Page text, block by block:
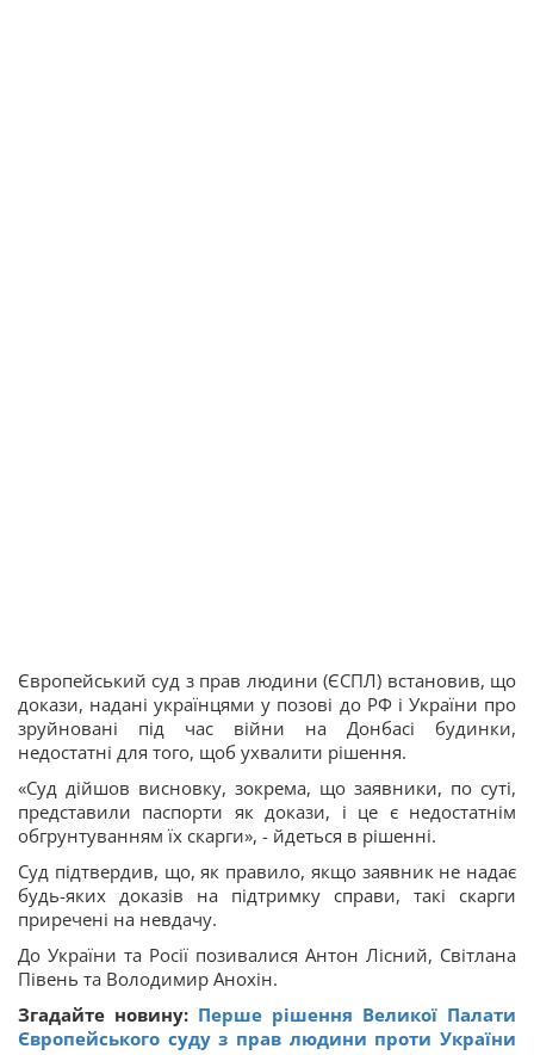
Європейський суд з прав людини (ЄСПЛ) встановив, що
докази, надані українцями у позові до РФ і України про
зруйновані під час війни на Донбасі будинки,
недостатні для того, щоб ухвалити рішення.
«Суд дійшов висновку, зокрема, що заявники, по суті,
представили паспорти як докази, і це є недостатнім
обгрунтуванням їх скарги», - йдеться в рішенні.
Суд підтвердив, що, як правило, якщо заявник не надає
будь-яких доказів на підтримку справи, такі скарги
приречені на невдачу.
До України та Росії позивалися Антон Лісний, Світлана
Півень та Володимир Анохін.
Згадайте новину: Перше рішення Великої Палати
Європейського суду з прав людини проти України